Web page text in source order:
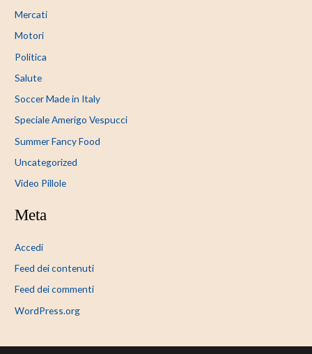
Mercati
Motori
Politica
Salute
Soccer Made in Italy
Speciale Amerigo Vespucci
Summer Fancy Food
Uncategorized
Video Pillole
Meta
Accedi
Feed dei contenuti
Feed dei commenti
WordPress.org